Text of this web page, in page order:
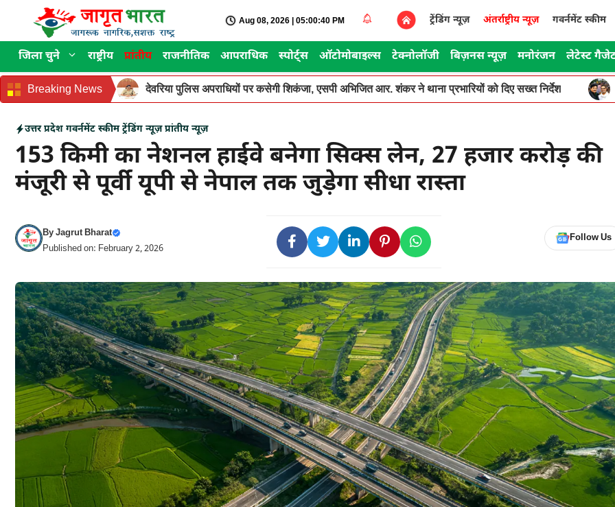
content
Aug 08, 2026 | 05:00:40 PM ट्रेंडिंग न्यूज़ अंतर्राष्ट्रीय न्यूज़ गवर्नमेंट स्कीम
जिला चुने राष्ट्रीय प्रांतीय राजनीतिक आपराधिक स्पोर्ट्स ऑटोमोबाइल्स टेक्नोलॉजी बिज़नस न्यूज़ मनोरंजन लेटेस्ट
Breaking News देवरिया पुलिस अपराधियों पर कसेगी शिकंजा, एसपी अभिजित आर. शंकर ने थाना प्रभारियों को दिए सख्त निर्देश
उत्तर प्रदेश गवर्नमेंट स्कीम ट्रेंडिंग न्यूज़ प्रांतीय न्यूज़
153 किमी का नेशनल हाईवे बनेगा सिक्स लेन, 27 हजार करोड़ की
मंजूरी से पूर्वी यूपी से नेपाल तक जुड़ेगा सीधा रास्ता
ByJagrut Bharat
Published on: February 2, 2026
Follow Us